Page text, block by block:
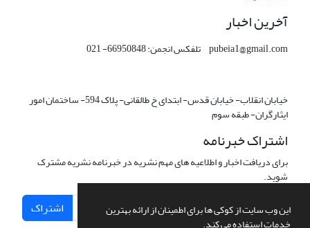
این وب سایت از کوکی ها برای اطمینان از ارائه بهترین
خدمات استفاده می کند.
آخرین اخبار
pubeia1@gmail.com تلفکس انجمن: 66950848- 021
خیابان انقلاب- خیابان قدس- ابتدای خ طالقانی- پلاک 594- ساختمان امور
ایثارگران- طبقه سوم
اشتراک خبرنامه
برای دریافت اخبار و اطلاعیه های مهم نشریه در خبرنامه نشریه مشترک
شوید.
اشتراک